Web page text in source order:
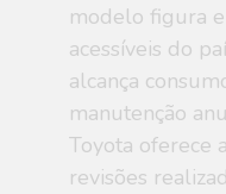
modelo figura
acessíveis do
alcança
manutenção
Toyota oferece
revisões